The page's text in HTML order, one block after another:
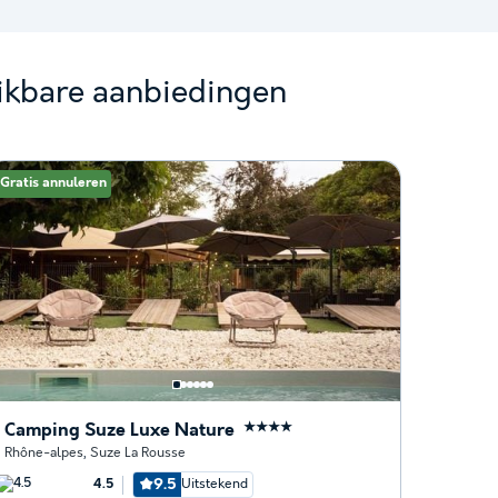
aanbiedingen
Gratis annuleren
Camping Suze Luxe Nature ★★★★
Rhône-alpes, Suze La Rousse
4.5 9.5 Uitstekend